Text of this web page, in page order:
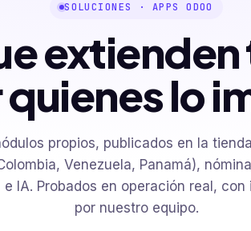
SOLUCIONES · APPS ODOO
lo
propios, publicados en la
Venezuela, Panamá),
IA. Probados en operación real,
por nuestro equipo.